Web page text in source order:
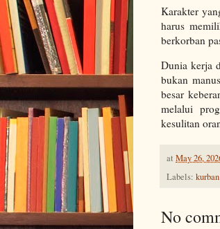
Karakter
harus
berkorban
Dunia kerja
bukan
besar
melalui
kesulitan
at May 26,
Labels:
No